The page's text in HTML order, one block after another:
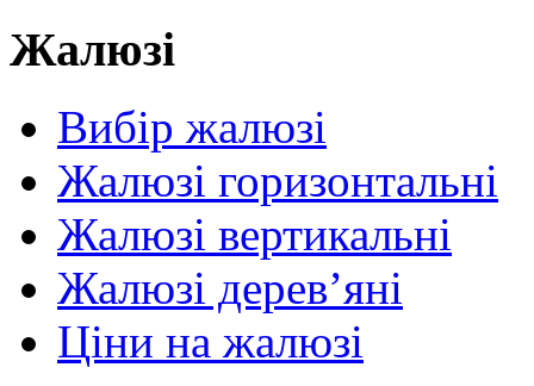
Жалюзі
Вибір жалюзі
Жалюзі горизонтальні
Жалюзі вертикальні
Жалюзі дерев’яні
Ціни на жалюзі